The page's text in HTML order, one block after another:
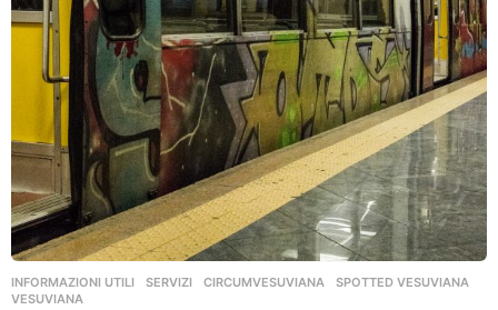
INFORMAZIONI UTILI ,SERVIZI CIRCUMVESUVIANA ,SPOTTED VESUVIANA
VESUVIANA